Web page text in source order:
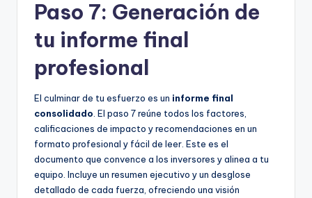
Paso 7: Generación de
tu informe final
profesional
El culminar de tu esfuerzo es un informe final
consolidado . El paso 7 reúne todos los factores,
calificaciones de impacto y recomendaciones en un
formato profesional y fácil de leer. Este es el
documento que convence a los inversores y alinea a tu
equipo. Incluye un resumen ejecutivo y un desglose
detallado de cada fuerza, ofreciendo una visión